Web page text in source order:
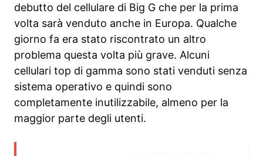
debutto del cellulare di Big G che per la prima
volta sarà venduto anche in Europa. Qualche
giorno fa era stato riscontrato un altro
problema questa volta più grave. Alcuni
cellulari top di gamma sono stati venduti senza
sistema operativo e quindi sono
completamente inutilizzabile, almeno per la
maggior parte degli utenti.